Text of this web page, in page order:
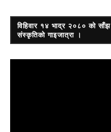
विहिवार १४ भाद्र २०८० को साँझ
संस्कृतिको गाइजात्रा ।